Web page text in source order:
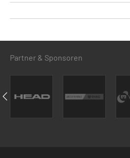
Partner & Sponsoren